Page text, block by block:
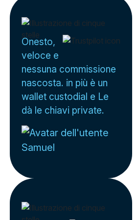
Onesto,
veloce e
nessuna commissione
nascosta. in più è un
wallet custodial e Le
dà le chiavi private.
Samuel